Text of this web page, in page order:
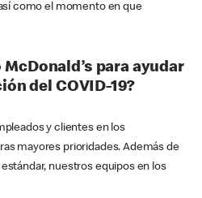
como el momento en que
para ayudar
del COVID-19?
y clientes en los
mayores prioridades. Además de
nuestros equipos en los